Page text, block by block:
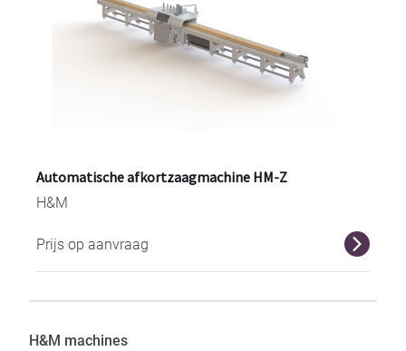
Automatische afkortzaagmachine HM-Z
H&M
Prijs op aanvraag r
H&M machines